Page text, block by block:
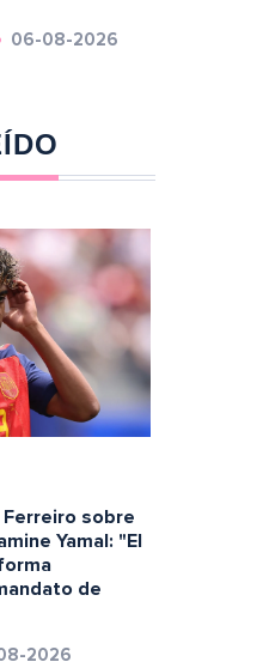
06-08-2026
sobre
Yamal: "El
de
2026